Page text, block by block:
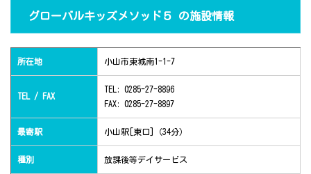
グローバルキッズメソッド５ の施設情報
所在地 小山市東城南1-1-7
TEL / FAX
TEL: 0285-27-8896
FAX: 0285-27-8897
最寄駅 小山駅[東口]（34分）
種別 放課後等デイサービス